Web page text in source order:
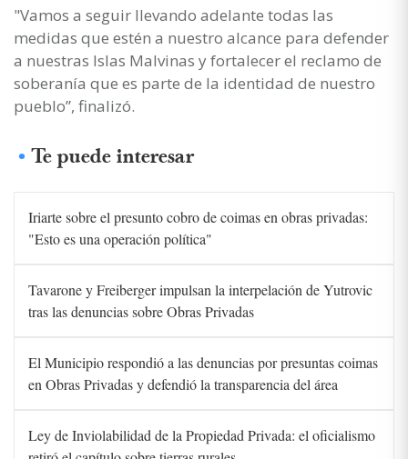
"Vamos a seguir llevando adelante todas las
medidas que estén a nuestro alcance para defender
a nuestras Islas Malvinas y fortalecer el reclamo de
soberanía que es parte de la identidad de nuestro
pueblo”, finalizó.
Te puede interesar
Iriarte sobre el presunto cobro de coimas en obras privadas:
"Esto es una operación política"
Tavarone y Freiberger impulsan la interpelación de Yutrovic
tras las denuncias sobre Obras Privadas
El Municipio respondió a las denuncias por presuntas coimas
en Obras Privadas y defendió la transparencia del área
Ley de Inviolabilidad de la Propiedad Privada: el oficialismo